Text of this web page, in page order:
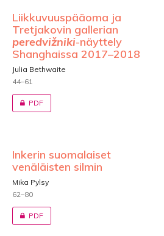
Liikkuvuuspääoma ja
Tretjakovin gallerian
peredvižniki-näyttely
Shanghaissa 2017–2018
Julia Bethwaite
44–61
PDF
Inkerin suomalaiset
venäläisten silmin
Mika Pylsy
62–80
PDF